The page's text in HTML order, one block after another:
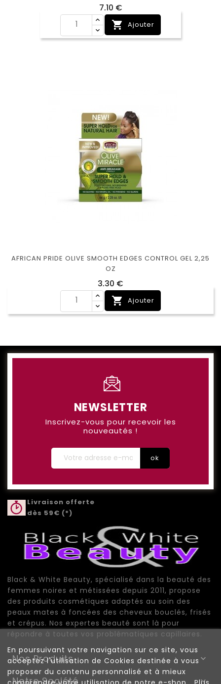
7,10 €Prix
 Ajouter
AFRICAN PRIDE OLIVE SMOOTH EDGES CONTROL GEL 2,25
OZ
3,30 €
 Ajouter
NEWSLETTER
Inscrivez-vous pour recevoir les
nouveautés !
Livraison offerte
dès 59€ (*)
Black & White Beauty, spécialisé dans la beauté des
femmes noires et métissées depuis 2011, propose
des produits cosmétiques adaptés au soin des
peaux mates à foncées des cheveux bouclés, frisés
et crépus. Nos expertes beauté sont là pour
répondre à toutes vos problématiques capillaires.
Nos Produits 
Notre Société 
En poursuivant votre navigation sur ce site, vous
acceptez l'utilisation de Cookies destinée à vous
proposer du contenu personnalisé et à mieux